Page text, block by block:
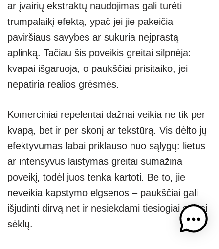
ar įvairių ekstraktų naudojimas gali turėti
trumpalaikį efektą, ypač jei jie pakeičia
paviršiaus savybes ar sukuria neįprastą
aplinką. Tačiau šis poveikis greitai silpnėja:
kvapai išgaruoja, o paukščiai prisitaiko, jei
nepatiria realios grėsmės.
Komerciniai repelentai dažnai veikia ne tik per
kvapą, bet ir per skonį ar tekstūrą. Vis dėlto jų
efektyvumas labai priklauso nuo sąlygų: lietus
ar intensyvus laistymas greitai sumažina
poveikį, todėl juos tenka kartoti. Be to, jie
neveikia kapstymo elgsenos – paukščiai gali
išjudinti dirvą net ir nesiekdami tiesiogiai sulesi
sėklų.